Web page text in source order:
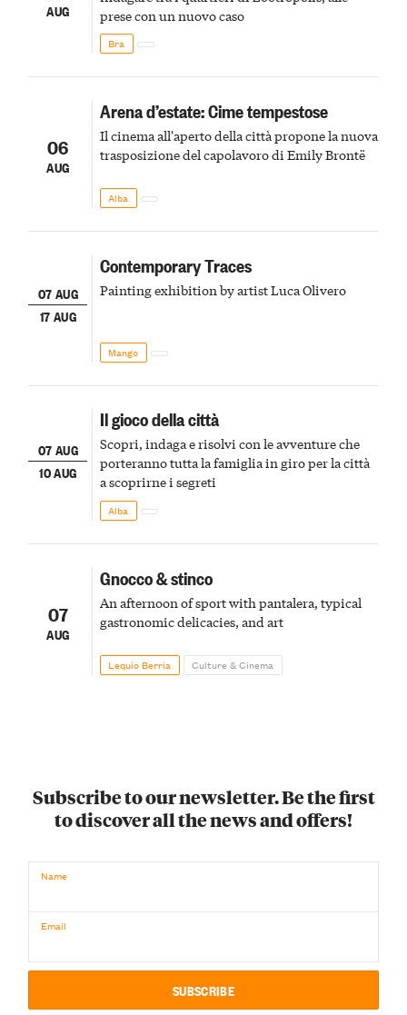
AUG
prese con un nuovo caso
Bra
06
AUG
Arena d’estate: Cime tempestose
Il cinema all'aperto della città propone la nuova
trasposizione del capolavoro di Emily Brontë
Alba
07 AUG
17 AUG
Contemporary Traces
Painting exhibition by artist Luca Olivero
Mango
07 AUG
10 AUG
Il gioco della città
Scopri, indaga e risolvi con le avventure che
porteranno tutta la famiglia in giro per la città
a scoprirne i segreti
Alba
07
AUG
Gnocco & stinco
An afternoon of sport with pantalera, typical
gastronomic delicacies, and art
Lequio Berria Culture & Cinema
Subscribe to our newsletter. Be the first
to discover all the news and offers!
Name
Email